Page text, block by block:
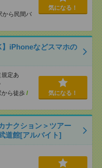
から民間バ
気になる！
】iPhoneなどスマホの
定あ
から徒歩 /
気になる！
ナクション＞ツアー
道館[アルバイト]